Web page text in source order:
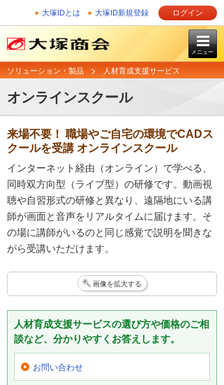
大塚IDとは 大塚ID新規登録 ログイン
メニュー
ソリューション・製品 人材育成支援サービス
オンラインスクール
来場不要！ 職場やご自宅の環境でCADス
クールを受講 オンラインスクール
インターネット経由（オンライン）で学べる、
同時双方向型（ライブ型）の研修です。動画視
聴や自習形式の研修と異なり、遠隔地にいる講
師が画面と音声をリアルタイムに届けます。そ
の場に講師がいるのと同じ感覚で説明を聞きな
がら受講いただけます。
画像を拡大する
人材育成支援サービスの選び方や価格のご相
談など、分かりやすくお答えします。
お問い合わせ